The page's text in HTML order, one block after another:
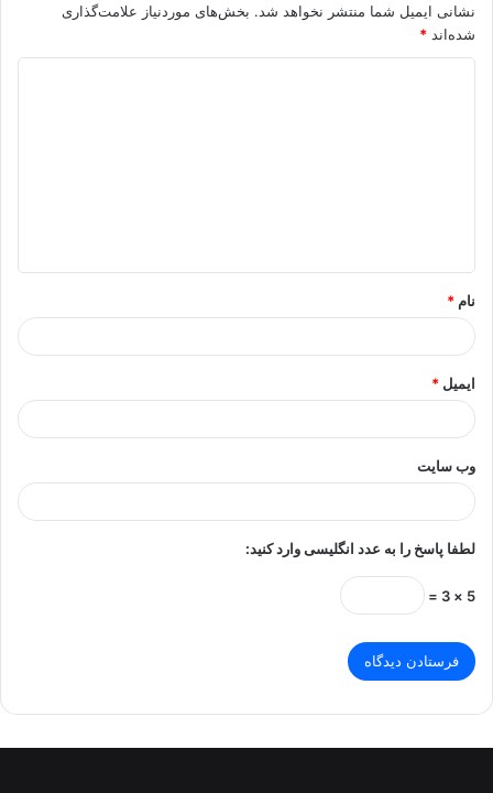
نشانی ایمیل شما منتشر نخواهد شد. بخش‌های موردنیاز علامت‌گذاری
شده‌اند *
*
نام *
ایمیل *
وب‌ سایت
لطفا پاسخ را به عدد انگلیسی وارد کنید:
5 × 3 =